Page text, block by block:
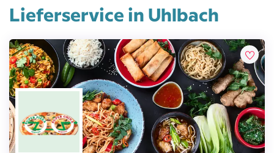
Lieferservice in Uhlbach